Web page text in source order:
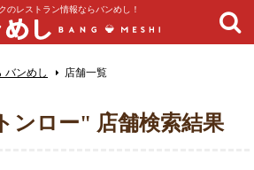
のレストラン情報ならバンめし！
バンめし 店舗一覧
ンロー" 店舗検索結果